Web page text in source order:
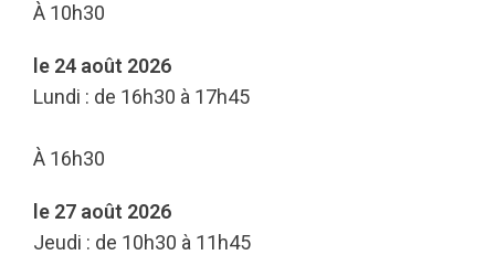
À 10h30
le 24 août 2026
Lundi : de 16h30 à 17h45
À 16h30
le 27 août 2026
Jeudi : de 10h30 à 11h45